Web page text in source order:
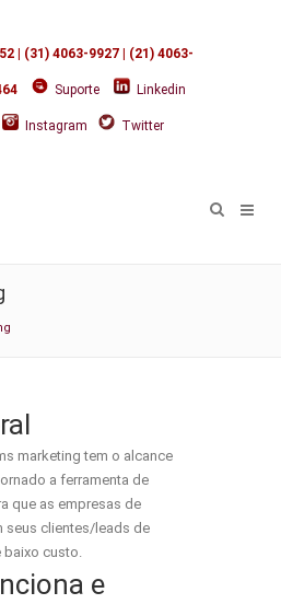
| (31) 4063-9927 | (21) 4063-
Suporte Linkedin
Instagram Twitter
marketing tem o alcance
a ferramenta de
que as empresas de
seus clientes/leads de
baixo custo.
e